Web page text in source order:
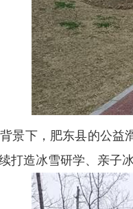
景下，肥东县的公
打造冰雪研学、亲子